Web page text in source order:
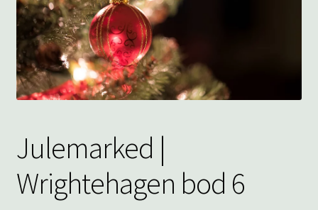
KONTAKT
SPØRSMÅL OG SVAR
HANDLEKURV
Julemarked |
Wrightehagen bod 6